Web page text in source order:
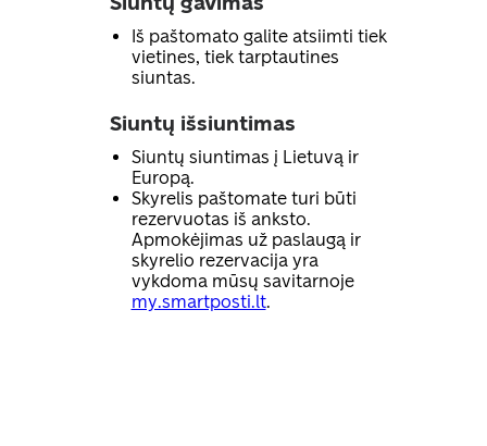
Iš paštomato galite atsiimti tiek
vietines, tiek tarptautines
siuntas.
Siuntų išsiuntimas
Siuntų siuntimas į Lietuvą ir
Europą.
Skyrelis paštomate turi būti
rezervuotas iš anksto.
Apmokėjimas už paslaugą ir
skyrelio rezervacija yra
vykdoma mūsų savitarnoje
my.smartposti.lt.